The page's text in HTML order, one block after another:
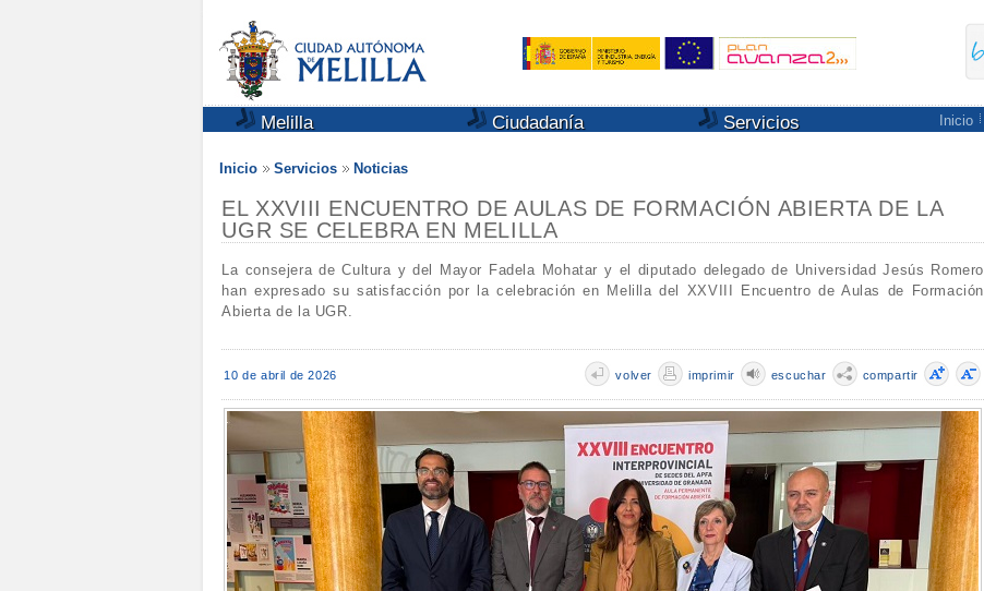
Melilla Ciudadanía Servicios Inicio
Inicio Servicios Noticias
EL XXVIII ENCUENTRO DE AULAS DE FORMACIÓN ABIERTA DE LA
UGR SE CELEBRA EN MELILLA
La consejera de Cultura y del Mayor Fadela Mohatar y el diputado delegado de Universidad Jesús Romero
han expresado su satisfacción por la celebración en Melilla del XXVIII Encuentro de Aulas de Formación
Abierta de la UGR.
10 de abril de 2026 compartir
escuchar
imprimir
volver